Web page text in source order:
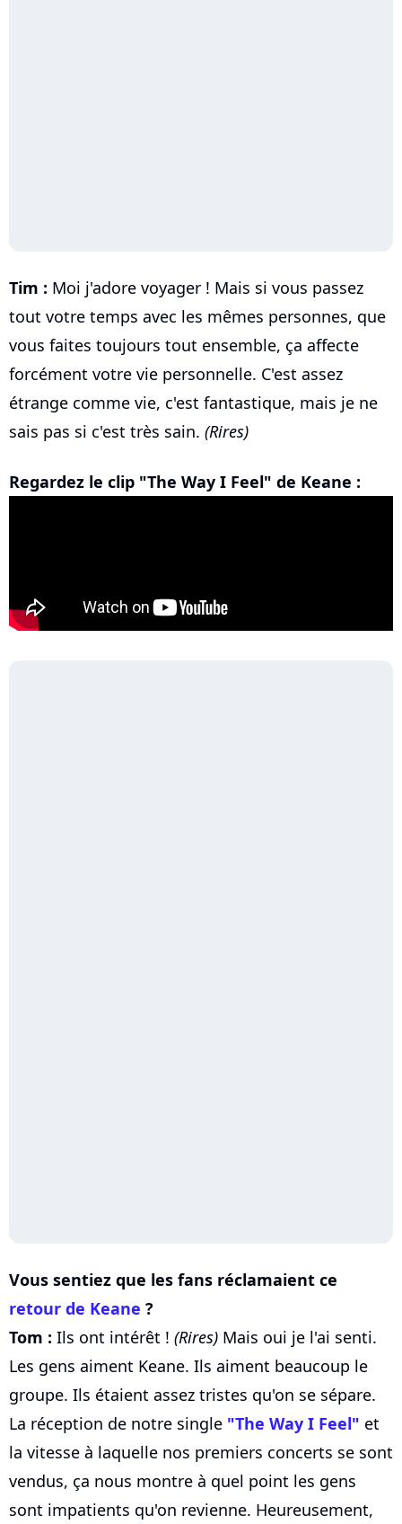
Tim : Moi j'adore voyager ! Mais si vous passez
tout votre temps avec les mêmes personnes, que
vous faites toujours tout ensemble, ça affecte
forcément votre vie personnelle. C'est assez
étrange comme vie, c'est fantastique, mais je ne
sais pas si c'est très sain. (Rires)
Regardez le clip "The Way I Feel" de Keane :
Vous sentiez que les fans réclamaient ce
retour de Keane ?
Tom : Ils ont intérêt ! (Rires) Mais oui je l'ai senti.
Les gens aiment Keane. Ils aiment beaucoup le
groupe. Ils étaient assez tristes qu'on se sépare.
La réception de notre single "The Way I Feel" et
la vitesse à laquelle nos premiers concerts se sont
vendus, ça nous montre à quel point les gens
sont impatients qu'on revienne. Heureusement,